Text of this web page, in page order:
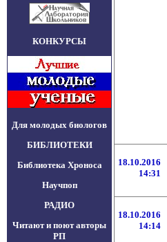
КОНКУРСЫ
Для молодых биологов
БИБЛИОТЕКИ
Библиотека Хроноса
Научпоп
РАДИО
Читают и поют авторы
РП
18.10.2016
14:31
18.10.2016
14:14